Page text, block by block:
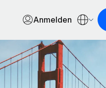
Anmelden